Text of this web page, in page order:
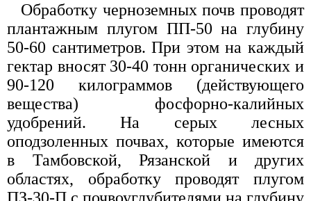
Обработку черноземных почв проводят
плантажным плугом ПП-50 на глубину
50-60 сантиметров. При этом на каждый
гектар вносят 30-40 тонн органических и
90-120 килограммов (действующего
вещества) фосфорно-калийных
удобрений. На серых лесных
оподзоленных почвах, которые имеются
в Тамбовской, Рязанской и других
областях, обработку проводят плугом